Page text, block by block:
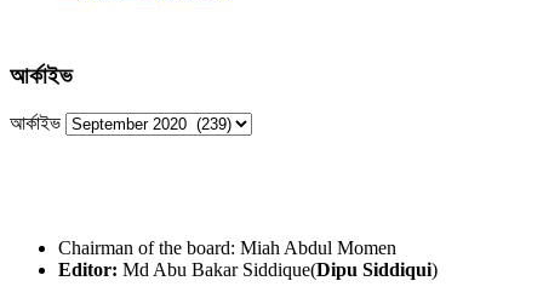
আর্কাইভ
আর্কাইভ
Chairman of the board: Miah Abdul Momen
Editor: Md Abu Bakar Siddique(Dipu Siddiqui)